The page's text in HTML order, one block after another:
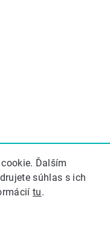
Ďalším
súhlas s ich
tu.